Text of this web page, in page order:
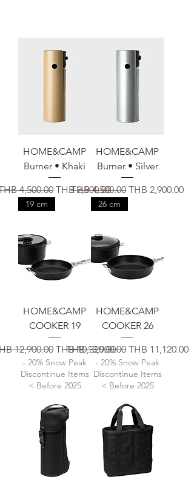
HOME&CAMP
Burner • Khaki
常価格
4,500.00 セール価格
THB 2,900.00
HOME&CAMP
Burner • Silver
通常価格
THB 4,500.00 セール価格
THB 2,900.00
19 cm
HOME&CAMP
COOKER 19
常価格
12,900.00 セール価格
THB 10,320.00
- 20% Snow Peak
Discontinue Items
< Before 2025
26 cm
HOME&CAMP
COOKER 26
通常価格
THB 13,900.00 セール価格
THB 11,120.00
- 20% Snow Peak
Discontinue Items
< Before 2025